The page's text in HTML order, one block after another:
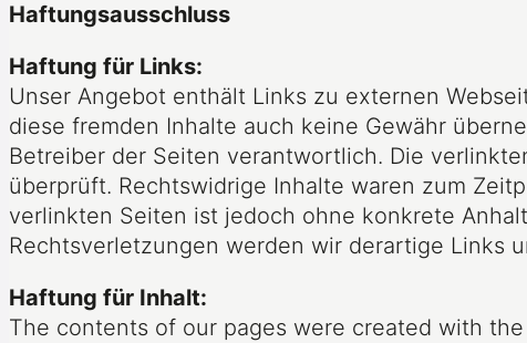
Haftungsausschluss
Haftung für Links:
Unser Angebot enthält Links zu externen
diese fremden Inhalte auch keine Gewähr
Betreiber der Seiten verantwortlich. Die
überprüft. Rechtswidrige Inhalte waren zum
verlinkten Seiten ist jedoch ohne konkrete
Rechtsverletzungen werden wir derartige Links
Haftung für Inhalt:
The contents of our pages were created with